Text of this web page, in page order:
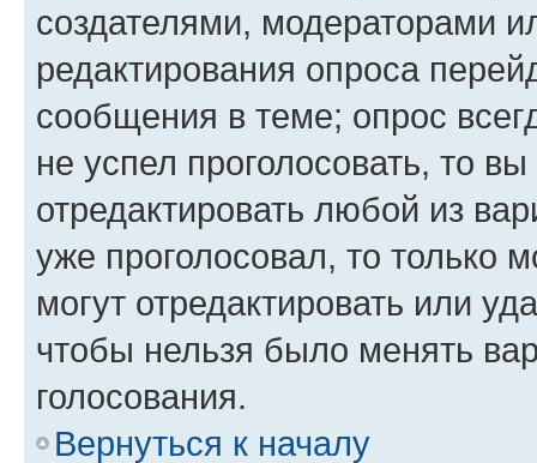
создателями, модераторами
редактирования опроса
сообщения в теме; опрос
не успел проголосовать, то
отредактировать любой из
уже проголосовал, то только
могут отредактировать или
чтобы нельзя было менять
голосования.
Вернуться к началу